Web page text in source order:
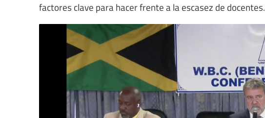
factores clave para hacer frente a la escasez de docentes.